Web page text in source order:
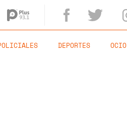
DEPORTES OCIO